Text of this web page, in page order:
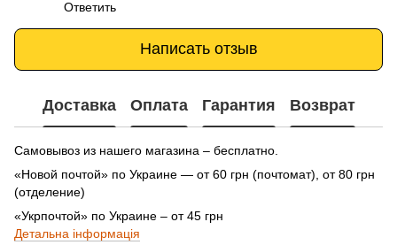
Ответить
Написать отзыв
Доставка Оплата Гарантия Возврат
Самовывоз из нашего магазина – бесплатно.
«Новой почтой» по Украине — от 60 грн (почтомат), от 80 грн
(отделение)
«Укрпочтой» по Украине – от 45 грн
Детальна інформація